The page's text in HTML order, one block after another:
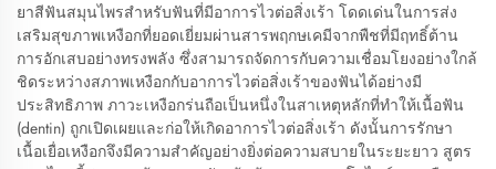
ยาสีฟันสมุนไพรสำหรับฟันที่มีอาการไวต่อสิ่งเร้า โดดเด่นในการส่ง
เสริมสุขภาพเหงือกที่ยอดเยี่ยมผ่านสารพฤกษเคมีจากพืชที่มีฤทธิ์ต้าน
การอักเสบอย่างทรงพลัง ซึ่งสามารถจัดการกับความเชื่อมโยงอย่างใกล้
ชิดระหว่างสภาพเหงือกกับอาการไวต่อสิ่งเร้าของฟันได้อย่างมี
ประสิทธิภาพ ภาวะเหงือกร่นถือเป็นหนึ่งในสาเหตุหลักที่ทำให้เนื้อฟัน
(dentin) ถูกเปิดเผยและก่อให้เกิดอาการไวต่อสิ่งเร้า ดังนั้นการรักษา
เนื้อเยื่อเหงือกจึงมีความสำคัญอย่างยิ่งต่อความสบายในระยะยาว สูตร